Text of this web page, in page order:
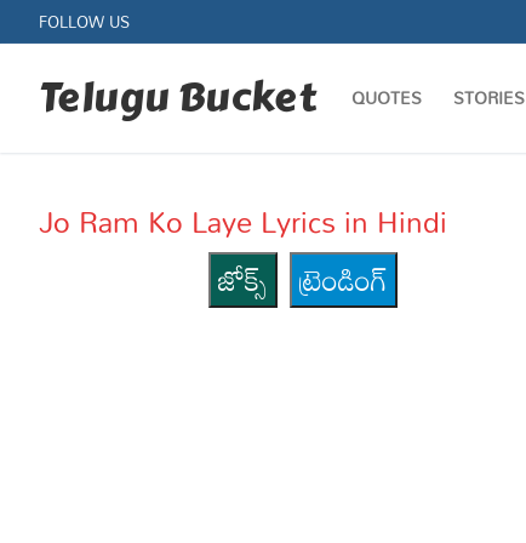
to
content
FOLLOW US
Telugu Bucket QUOTES STORIES
Jo Ram Ko Laye Lyrics in Hindi
జోక్స్
ట్రెండింగ్